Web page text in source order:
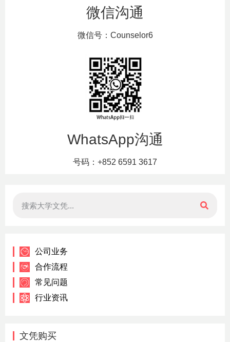
微信沟通
微信号：Counselor6
WhatsApp沟通
号码：+852 6591 3617
公司业务
合作流程
常见问题
行业资讯
文凭购买